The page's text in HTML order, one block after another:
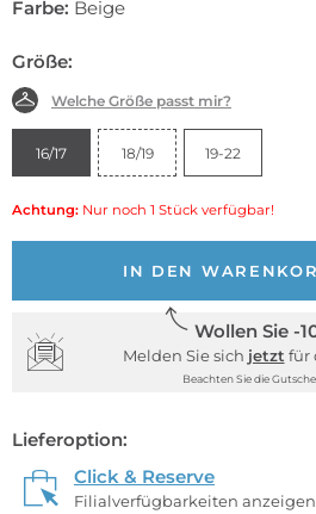
Farbe: Beige
Größe:
Welche Größe passt mir?
16/17 18/19 19-22
Achtung: Nur noch 1 Stück verfügbar!
IN DEN
Wollen Sie -
Melden Sie sich jetzt für
Beachten Sie die
Lieferoption:
Click & Reserve
Filialverfügbarkeiten anzeigen